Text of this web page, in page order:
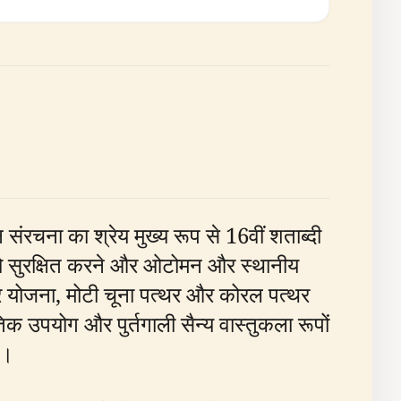
संरचना का श्रेय मुख्य रूप से 16वीं शताब्दी
सुरक्षित करने और ओटोमन और स्थानीय
मोटी चूना पत्थर और कोरल पत्थर
उपयोग और पुर्तगाली सैन्य वास्तुकला रूपों